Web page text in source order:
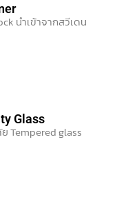
นำเข้าจากสวีเดน
Glass
Tempered glass